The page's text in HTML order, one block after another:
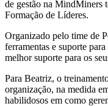
de gestão na MindMiners
Formação de Líderes.
Organizado pelo time de
ferramentas e suporte
melhor suporte para os
Para Beatriz, o
organização, na medida
habilidosos em como